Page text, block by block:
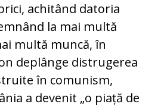
achitând datoria
la mai multă
multă muncă, în
deplânge distrugerea
în comunism,
a devenit „o piață de